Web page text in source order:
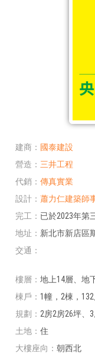
建商
國泰建設
營造
三井工程
代銷
傳真實業
設計
蕭力仁建築師
完工
已於2023年第
地址
新北市新店區
交通
樓層
地上14層、地
棟戶
1幢，2棟，
規劃
2房2房26坪、
土地
住
大樓座向
朝西北